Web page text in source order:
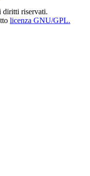
riservati.
licenza GNU/GPL.